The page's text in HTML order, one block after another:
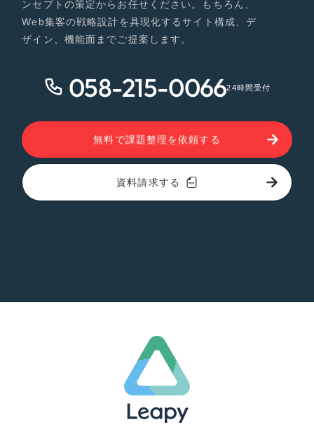
ンセプトの策定からお任せください。もちろん、
Web集客の戦略設計を具現化するサイト構成、デ
ザイン、機能面までご提案します。
058-215-006624時間受付
無料で課題整理を依頼する
資料請求する